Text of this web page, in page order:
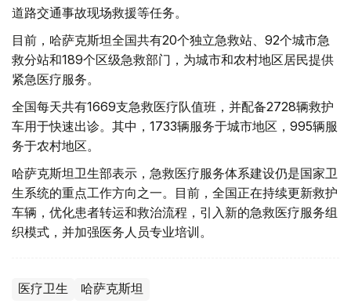
道路交通事故现场救援等任务。
目前，哈萨克斯坦全国共有20个独立急救站、92个城市急
救分站和189个区级急救部门，为城市和农村地区居民提供
紧急医疗服务。
全国每天共有1669支急救医疗队值班，并配备2728辆救护
车用于快速出诊。其中，1733辆服务于城市地区，995辆服
务于农村地区。
哈萨克斯坦卫生部表示，急救医疗服务体系建设仍是国家卫
生系统的重点工作方向之一。目前，全国正在持续更新救护
车辆，优化患者转运和救治流程，引入新的急救医疗服务组
织模式，并加强医务人员专业培训。
医疗卫生 哈萨克斯坦